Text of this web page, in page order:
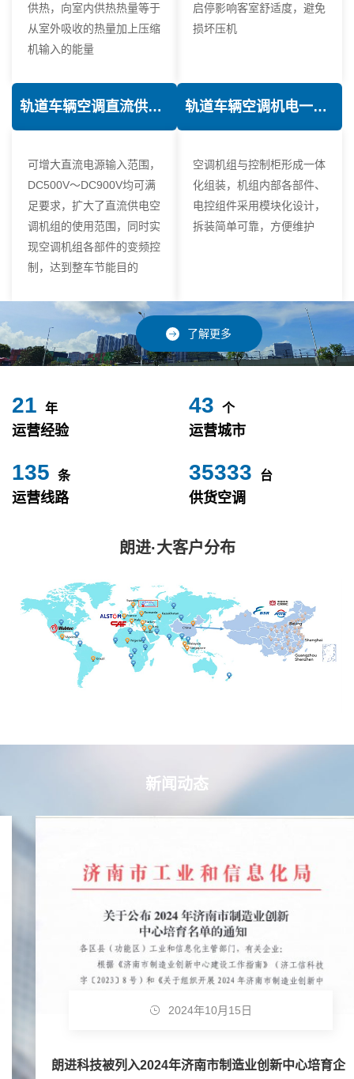
供热，向室内供热热量等于
从室外吸收的热量加上压缩
机输入的能量
启停影响客室舒适度，避免
损坏压机
轨道车辆空调直流供电技术
可增大直流电源输入范围，
DC500V～DC900V均可满
足要求，扩大了直流供电空
调机组的使用范围，同时实
现空调机组各部件的变频控
制，达到整车节能目的
轨道车辆空调机电一体化技术
空调机组与控制柜形成一体
化组装，机组内部各部件、
电控组件采用模块化设计，
拆装简单可靠，方便维护
了解更多
24 年
运营经验
49 个
运营城市
153 条
运营线路
40000 台
供货空调
朗进·大客户分布
新闻动态
2024年10月15日
朗进科技被列入2024年济南市制造业创新中心培育企